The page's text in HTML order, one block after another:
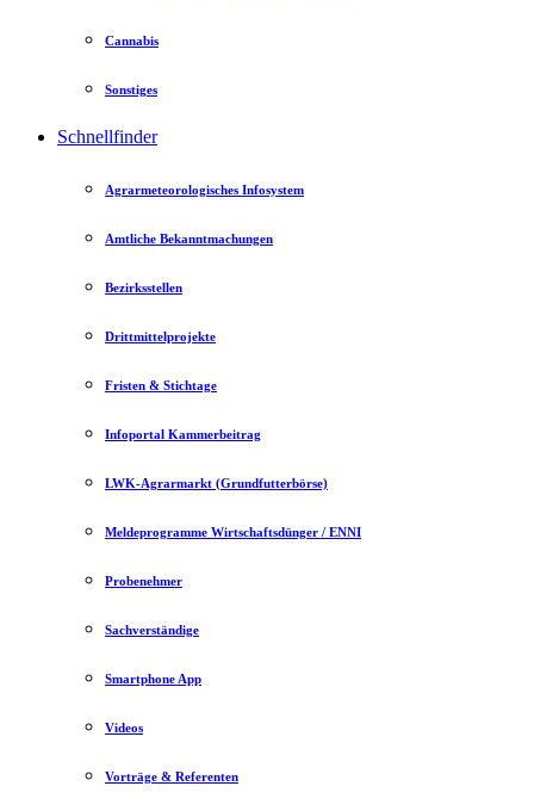
Cannabis
Sonstiges
Schnellfinder
Agrarmeteorologisches Infosystem
Amtliche Bekanntmachungen
Bezirksstellen
Drittmittelprojekte
Fristen & Stichtage
Infoportal Kammerbeitrag
LWK-Agrarmarkt (Grundfutterbörse)
Meldeprogramme Wirtschaftsdünger / ENNI
Probenehmer
Sachverständige
Smartphone App
Videos
Vorträge & Referenten